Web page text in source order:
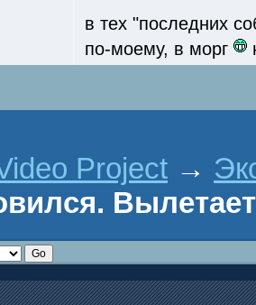
в тех "последних
по-моему, в морг
Project →